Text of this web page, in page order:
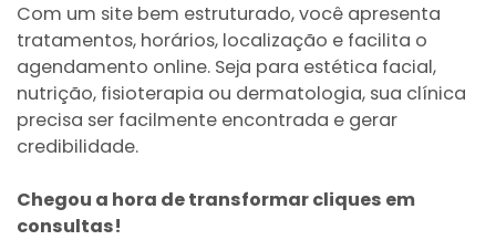
Com um site bem estruturado, você apresenta
tratamentos, horários, localização e facilita o
agendamento online. Seja para estética facial,
nutrição, fisioterapia ou dermatologia, sua clínica
precisa ser facilmente encontrada e gerar
credibilidade.
Chegou a hora de transformar cliques em
consultas!